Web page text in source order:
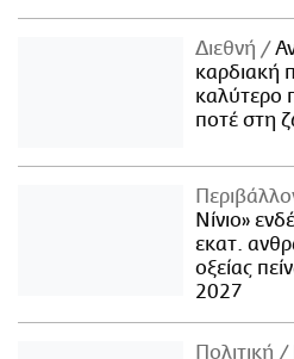
Διεθνή
καρδιακή
καλύτερο
ποτέ στη
Νίνιο»
εκατ.
οξείας
2027
Πολιτική